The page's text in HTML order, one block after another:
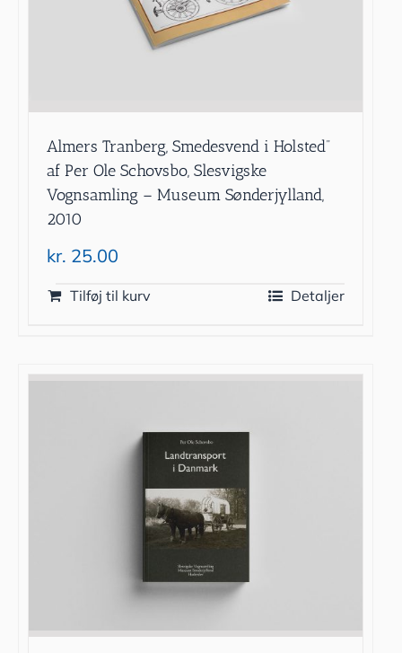
Almers Tranberg, Smedesvend i Holsted”
af Per Ole Schovsbo, Slesvigske
Vognsamling – Museum Sønderjylland,
2010
kr. 25.00
Tilføj til kurv Detaljer